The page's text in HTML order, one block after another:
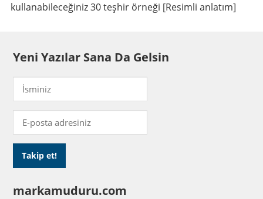
kullanabileceğiniz 30 teşhir örneği [Resimli anlatım]
Yeni Yazılar Sana Da Gelsin
markamuduru.com